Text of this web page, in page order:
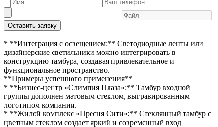
Оставить заявку
* **Интеграция с освещением:** Светодиодные ленты или
дизайнерские светильники можно интегрировать в
конструкцию тамбура, создавая привлекательное и
функциональное пространство.
**Примеры успешного применения**
* **Бизнес-центр «Олимпия Плаза»:** Тамбур входной
группы дополнен матовым стеклом, выгравированным
логотипом компании.
* **Жилой комплекс «Пресня Сити»:** Стеклянный тамбур с
цветным стеклом создает яркий и современный вход.